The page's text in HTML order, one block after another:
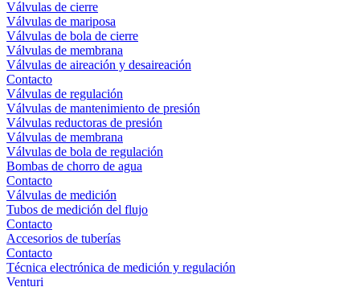
Válvulas de cierre
Válvulas de mariposa
Válvulas de bola de cierre
Válvulas de membrana
Válvulas de aireación y desaireación
Contacto
Válvulas de regulación
Válvulas de mantenimiento de presión
Válvulas reductoras de presión
Válvulas de membrana
Válvulas de bola de regulación
Bombas de chorro de agua
Contacto
Válvulas de medición
Tubos de medición del flujo
Contacto
Accesorios de tuberías
Contacto
Técnica electrónica de medición y regulación
Venturi